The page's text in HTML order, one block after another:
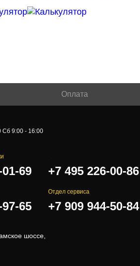
Оплата
Сб 9:00 - 16:00
69 +7 495 226-00-86
65
Отдел сервиса
+7 909 944-50-84
шоссе,